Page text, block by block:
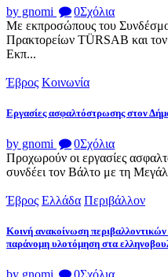
by gnomi 0Σχόλια
Με εκπροσώπους του
Πρακτορείων TÜRSAB και τον
Εκπ...
Έβρος Κοινωνία
Εργασίες ασφαλτόστρωσης στον
by gnomi 0Σχόλια
Προχωρούν οι εργασίες
συνδέει τον Βάλτο με τη
Έβρος Ελλάδα Περιβάλλον
Κοινή ανακοίνωση
παράνομη υλοτόμηση στα